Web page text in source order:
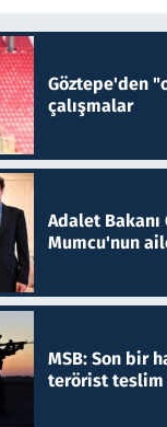
Göztepe'den
çalışmalar
Adalet Bakanı
Mumcu'nun
MSB: Son bir
terörist teslim